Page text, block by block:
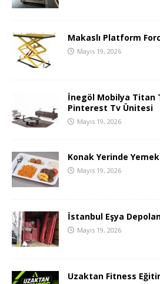
Makaslı Platform
Mayıs 19, 2026
İnegöl Mobilya Titan
Pinterest Tv Ünitesi
Mayıs 19, 2026
Konak Yerinde
Mayıs 19, 2026
İstanbul Eşya
Mayıs 19, 2026
Uzaktan Fitness